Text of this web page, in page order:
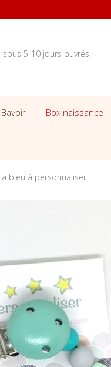
sous 5-10 jours ouvrés
Bavoir Box naissance
bleu à personnaliser